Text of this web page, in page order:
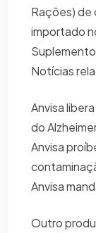
Rações) de
importado
Notícias
Anvisa
do
Anvisa
Anvisa
Outro